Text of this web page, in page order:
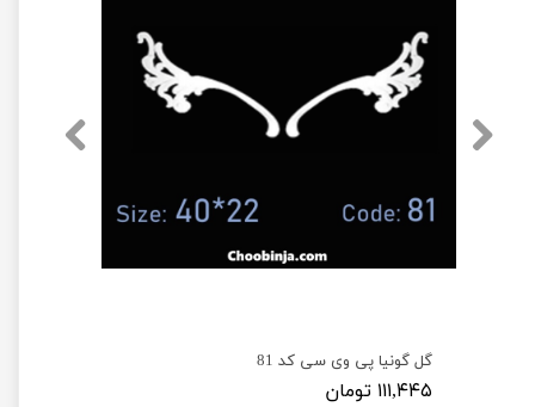
گل گونیا پی وی سی کد 81
۱۱۱,۴۴۵ تومان